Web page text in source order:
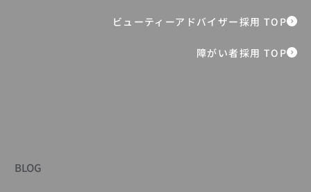
BLOG
障がい者採用 TOP